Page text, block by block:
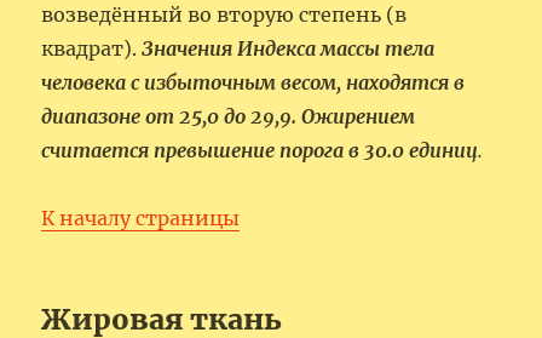
возведённый во вторую степень (в
квадрат).Значения Индекса массы тела
человека с избыточным весом, находятся в
диапазоне от 25,0 до 29,9. Ожирением
считается превышение порога в 30.0 единиц.
К началу страницы
Жировая ткань